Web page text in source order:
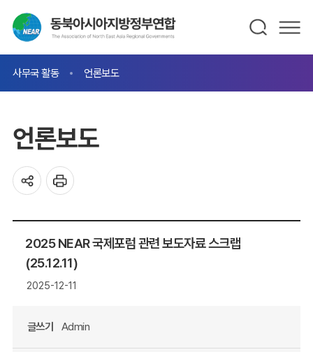
사무국 활동 언론보도
언론보도
2025 NEAR 국제포럼 관련 보도자료 스크랩
(25.12.11)
2025-12-11
글쓰기 Admin